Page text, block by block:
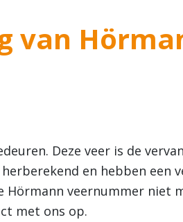
van
Deze veer is de
en hebben een
Hörmann veernummer niet
met ons op.